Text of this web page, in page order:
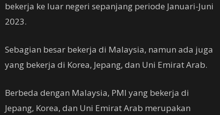
bekerja ke luar negeri sepanjang periode Januari-Juni
2023.
Sebagian besar bekerja di Malaysia, namun ada juga
yang bekerja di Korea, Jepang, dan Uni Emirat Arab.
Berbeda dengan Malaysia, PMI yang bekerja di
Jepang, Korea, dan Uni Emirat Arab merupakan